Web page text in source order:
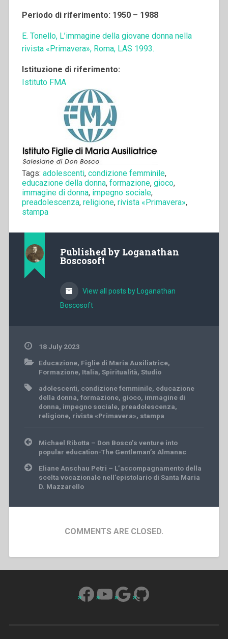
Periodo di riferimento: 1950 – 1988
E. Tonello, L’immagine della giovane donna nella
rivista «Primavera», Roma, LAS 1993.
Istituzione di riferimento:
Istituto FMA
Tags: adolescenti, condizione femminile,
educazione della donna, formazione, gioco,
immagine di donna, impegno sociale,
preadolescenza, religione, rivista «Primavera»,
stampa
Published by Loganathan
Boscosoft
View all posts by Loganathan
Boscosoft
18 July 2023
Educazione, Figlie di Maria Ausiliatrice,
Formazione, Italia, Spiritualità, Studio
adolescenti, condizione femminile, educazione
della donna, formazione, gioco, immagine di
donna, impegno sociale, preadolescenza,
religione, rivista «Primavera», stampa
Post
navigation
Michael Ribotta – Don Bosco’s venture into
popular education-The Gentleman’s Almanac
Eliane Anschau Petri – L’accompagnamento della
scelta vocazionale nell’epistolario di Santa Maria
D. Mazzarello
COMMENTS ARE CLOSED.
Facebook
YouTube
Google
GitHub